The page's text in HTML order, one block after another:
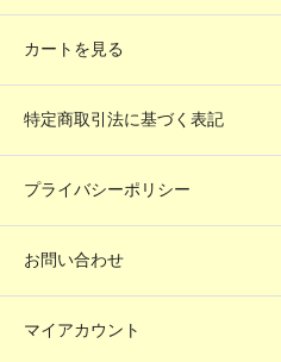
カートを見る
特定商取引法に基づく表記
プライバシーポリシー
お問い合わせ
マイアカウント